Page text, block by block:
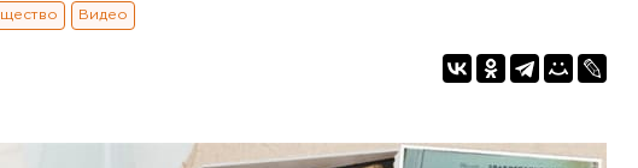
Видео